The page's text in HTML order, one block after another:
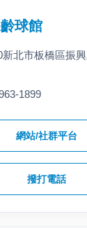
球館
新北市板橋區振
1899
網站/社群平台
撥打電話